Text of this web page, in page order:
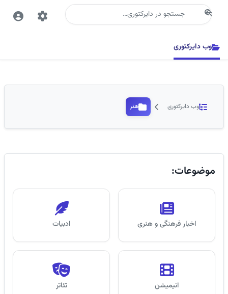
جستجو
وب دایرکتوری
وب دایرکتوری هنر
موضوعات:
اخبار فرهنگی و هنری ادبیات
انیمیشن تئاتر